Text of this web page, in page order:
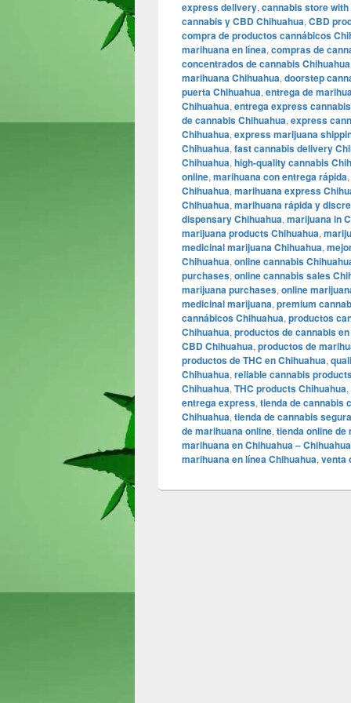
express delivery, cannabis store
cannabis y CBD Chihuahua, CBD
compra de productos cannábicos
marihuana en línea, compras de
concentrados de cannabis Chihuahua
marihuana Chihuahua, doorstep
puerta Chihuahua, entrega de
Chihuahua, entrega express
de cannabis Chihuahua, express
Chihuahua, express marijuana
Chihuahua, fast cannabis delivery
Chihuahua, high-quality cannabis
online, marihuana con entrega rápida,
Chihuahua, marihuana express
Chihuahua, marihuana rápida y
dispensary Chihuahua, marijuana in
marijuana products Chihuahua,
medicinal marijuana Chihuahua,
Chihuahua, online cannabis
purchases, online cannabis sales
marijuana purchases, online
medicinal marijuana, premium
cannábicos Chihuahua, productos
Chihuahua, productos de cannabis
CBD Chihuahua, productos de
productos de THC en Chihuahua,
Chihuahua, reliable cannabis
Chihuahua, THC products Chihuahua,
entrega express, tienda de cannabis
Chihuahua, tienda de cannabis
de marihuana online, tienda online de
marihuana en Chihuahua –
marihuana en línea Chihuahua, venta